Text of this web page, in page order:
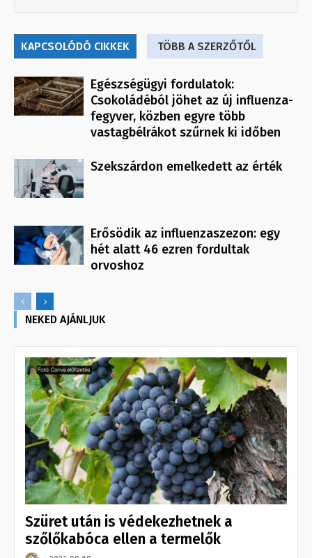
KAPCSOLÓDÓ CIKKEK TÖBB A SZERZŐTŐL
Egészségügyi fordulatok:
Csokoládéból jöhet az új influenza-
fegyver, közben egyre több
vastagbélrákot szűrnek ki időben
Szekszárdon emelkedett az érték
Erősödik az influenzaszezon: egy
hét alatt 46 ezren fordultak
orvoshoz
NEKED AJÁNLJUK
Szüret után is védekezhetnek a
szőlőkabóca ellen a termelők